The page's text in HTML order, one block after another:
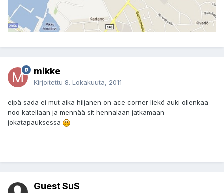
mikke
Kirjoitettu 8. Lokakuuta, 2011
eipä sada ei mut aika hiljanen on ace corner liekö auki ollenkaa
noo katellaan ja mennää sit hennalaan jatkamaan
jokatapauksessa
Guest SuS